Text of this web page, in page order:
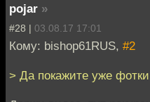
pojar »
#28 | 03.08.17 17:01
Кому: bishop61RUS, #2
> Да покажите уже